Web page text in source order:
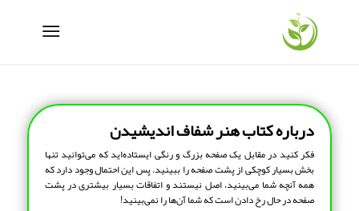
درباره کتاب هنر شفاف اندیشیدن
فکر کنید در مقابل یک صفحه بزرگ و رنگی ایستاده‌اید که می‌توانید تنها
بخش بسیار کوچکی از پشت صفحه را ببینید. پس این احتمال وجود دارد که
همه آنچه شما می‌بینید، اصل نیستند و اتفاقات بسیار بیشتری در پشت
صفحه در حال رخ دادن است که شما آن‌ها را نمی‌بینید!